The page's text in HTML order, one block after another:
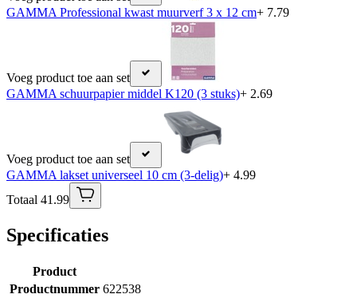
GAMMA Professional kwast muurverf 3 x 12 cm+ 7.79
Voeg product toe aan set
GAMMA schuurpapier middel K120 (3 stuks)+ 2.69
Voeg product toe aan set
GAMMA lakset universeel 10 cm (3-delig)+ 4.99
Totaal 41.99
Specificaties
Product
Productnummer 622538